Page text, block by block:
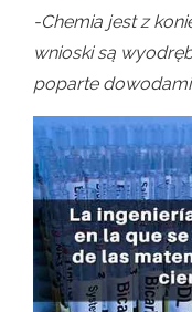
-Chemia jest z
wnioski są
poparte